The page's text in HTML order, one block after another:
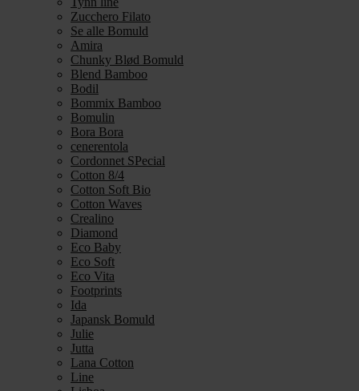
Zucchero Filato
Se alle Bomuld
Amira
Chunky Blød Bomuld
Blend Bamboo
Bodil
Bommix Bamboo
Bomulin
Bora Bora
cenerentola
Cordonnet SPecial
Cotton 8/4
Cotton Soft Bio
Cotton Waves
Crealino
Diamond
Eco Baby
Eco Soft
Eco Vita
Footprints
Ida
Japansk Bomuld
Julie
Jutta
Lana Cotton
Line